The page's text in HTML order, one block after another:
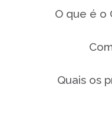
O que é o
Quais os